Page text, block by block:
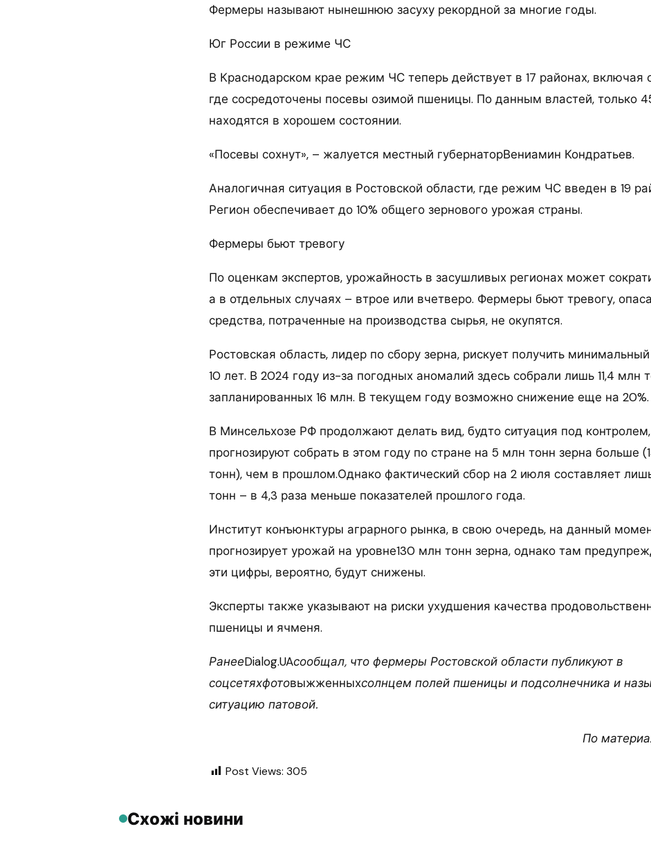
Фермеры называют нынешнюю засуху рекордной за многие годы.
Юг России в режиме ЧС
В Краснодарском крае режим ЧС теперь действует в 17 районах, включая
где сосредоточены посевы озимой пшеницы. По данным властей, только
находятся в хорошем состоянии.
«Посевы сохнут», – жалуется местный губернаторВениамин Кондратьев.
Аналогичная ситуация в Ростовской области, где режим ЧС введен в 19
Регион обеспечивает до 10% общего зернового урожая страны.
Фермеры бьют тревогу
По оценкам экспертов, урожайность в засушливых регионах может
а в отдельных случаях – втрое или вчетверо. Фермеры бьют тревогу,
средства, потраченные на производства сырья, не окупятся.
Ростовская область, лидер по сбору зерна, рискует получить
10 лет. В 2024 году из-за погодных аномалий здесь собрали лишь 11,4 млн
запланированных 16 млн. В текущем году возможно снижение еще на 20%.
В Минсельхозе РФ продолжают делать вид, будто ситуация под
прогнозируют собрать в этом году по стране на 5 млн тонн зерна больше
тонн), чем в прошлом.Однако фактический сбор на 2 июля составляет
тонн – в 4,3 раза меньше показателей прошлого года.
Институт конъюнктуры аграрного рынка, в свою очередь, на данный
прогнозирует урожай на уровне130 млн тонн зерна, однако там
эти цифры, вероятно, будут снижены.
Эксперты также указывают на риски ухудшения качества
пшеницы и ячменя.
РанееDialog.UAсообщал, что фермеры Ростовской области публикуют в
соцсетяхфотовыжженныхсолнцем полей пшеницы и подсолнечника и
ситуацию патовой.
По
Post Views: 305
Схожі новини